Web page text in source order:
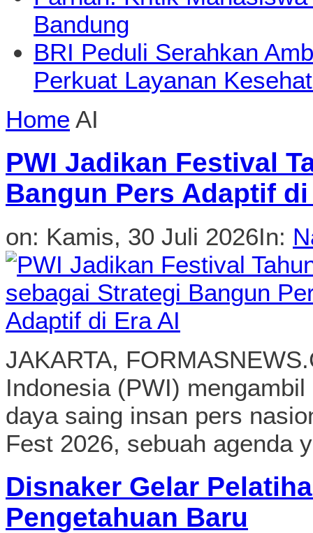
Bandung
BRI Peduli Serahkan
Perkuat Layanan
Home AI
PWI Jadikan Festival
Bangun Pers Adaptif di
on: Kamis, 30 Juli 2026In:
JAKARTA,
Indonesia (PWI)
daya saing insan pers
Fest 2026, sebuah agenda
Disnaker Gelar
Pengetahuan Baru